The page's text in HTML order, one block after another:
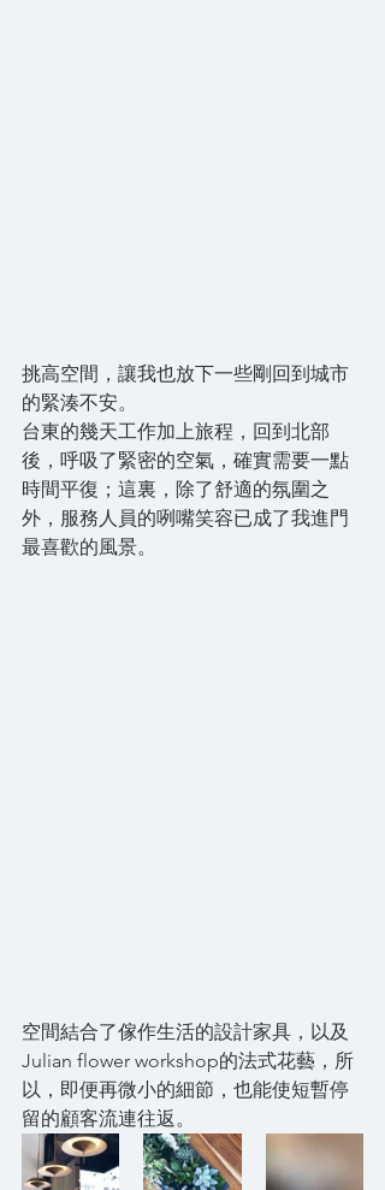
挑高空間，讓我也放下一些剛回到城市
的緊湊不安。
台東的幾天工作加上旅程，回到北部
後，呼吸了緊密的空氣，確實需要一點
時間平復；這裏，除了舒適的氛圍之
外，服務人員的咧嘴笑容已成了我進門
最喜歡的風景。
空間結合了傢作生活的設計家具，以及
Julian flower workshop的法式花藝，所
以，即便再微小的細節，也能使短暫停
留的顧客流連往返。